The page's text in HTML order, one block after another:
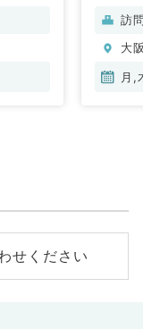
科、内
訪
大
月,
せください